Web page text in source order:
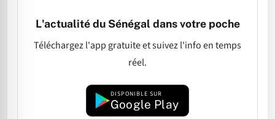
L'actualité du Sénégal dans votre poche
Téléchargez l'app gratuite et suivez l'info en temps
réel.
DISPONIBLE SUR
Google Play